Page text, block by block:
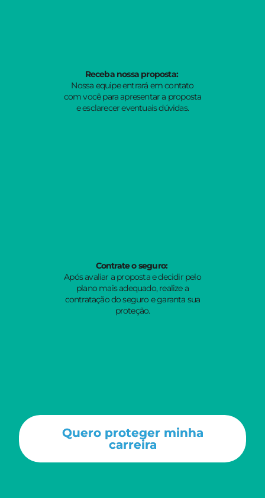
Receba nossa proposta:
Nossa equipe entrará em contato
com você para apresentar a proposta
e esclarecer eventuais dúvidas.
Contrate o seguro:
Após avaliar a proposta e decidir pelo
plano mais adequado, realize a
contratação do seguro e garanta sua
proteção.
Quero proteger minha
carreira